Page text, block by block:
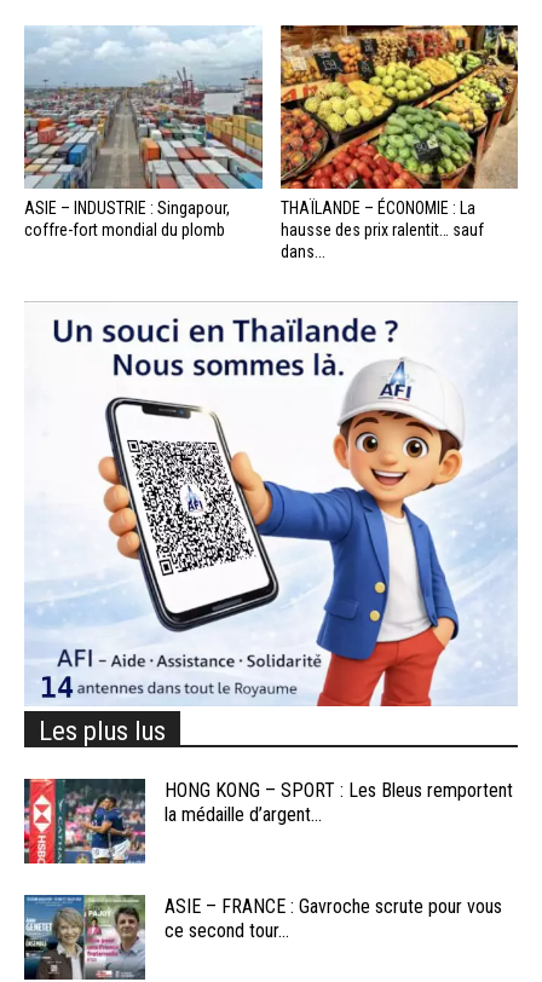
ASIE – INDUSTRIE : Singapour,
coffre-fort mondial du plomb
THAÏLANDE – ÉCONOMIE : La
hausse des prix ralentit… sauf
dans...
Les plus lus
HONG KONG – SPORT : Les Bleus remportent
la médaille d’argent...
ASIE – FRANCE : Gavroche scrute pour vous
ce second tour...